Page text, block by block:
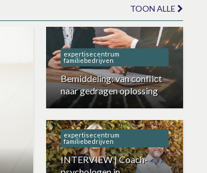
TOON ALLE
expertisecentrum
familiebedrijven
Bemiddeling: van conflict
naar gedragen oplossing
expertisecentrum
familiebedrijven
INTERVIEW | Coach-